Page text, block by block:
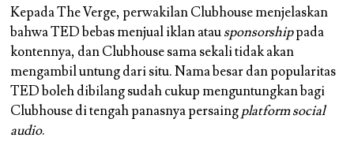
Kepada The Verge, perwakilan Clubhouse menjelaskan
bahwa TED bebas menjual iklan atausponsorshippada
kontennya, dan Clubhouse sama sekali tidak akan
mengambil untung dari situ. Nama besar dan popularitas
TED boleh dibilang sudah cukup menguntungkan bagi
Clubhouse di tengah panasnya persaingplatform social
audio.